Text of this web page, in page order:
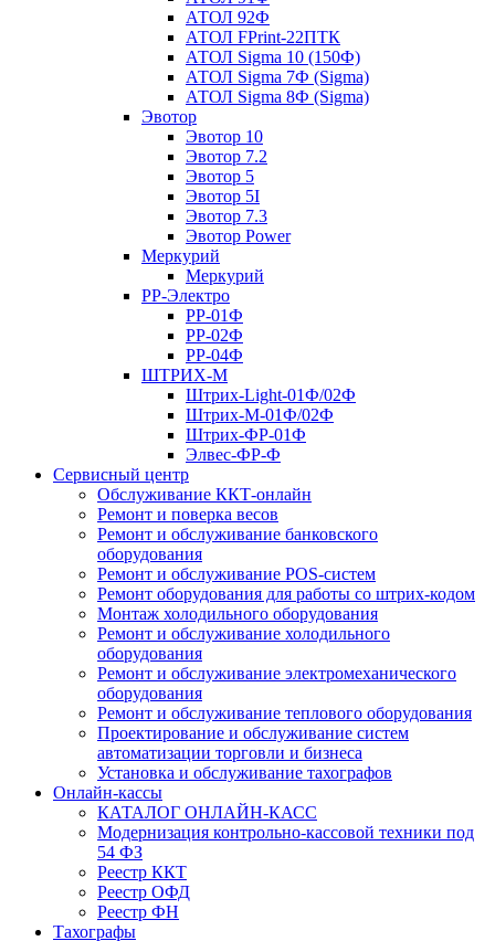
АТОЛ 92Ф
АТОЛ FPrint-22ПТК
АТОЛ Sigma 10 (150Ф)
АТОЛ Sigma 7Ф (Sigma)
АТОЛ Sigma 8Ф (Sigma)
Эвотор
Эвотор 10
Эвотор 7.2
Эвотор 5
Эвотор 5I
Эвотор 7.3
Эвотор Power
Меркурий
Меркурий
РР-Электро
РР-01Ф
РР-02Ф
РР-04Ф
ШТРИХ-М
Штрих-Light-01Ф/02Ф
Штрих-М-01Ф/02Ф
Штрих-ФР-01Ф
Элвес-ФР-Ф
Сервисный центр
Обслуживание ККТ-онлайн
Ремонт и поверка весов
Ремонт и обслуживание банковского
оборудования
Ремонт и обслуживание POS-систем
Ремонт оборудования для работы со штрих-кодом
Монтаж холодильного оборудования
Ремонт и обслуживание холодильного
оборудования
Ремонт и обслуживание электромеханического
оборудования
Ремонт и обслуживание теплового оборудования
Проектирование и обслуживание систем
автоматизации торговли и бизнеса
Установка и обслуживание тахографов
Онлайн-кассы
КАТАЛОГ ОНЛАЙН-КАСС
Модернизация контрольно-кассовой техники под
54 ФЗ
Реестр ККТ
Реестр ОФД
Реестр ФН
Тахографы